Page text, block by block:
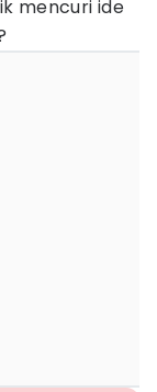
mencuri ide